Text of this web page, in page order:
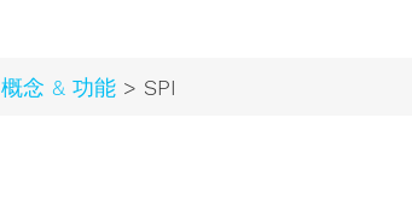
概念 & 功能> SPI